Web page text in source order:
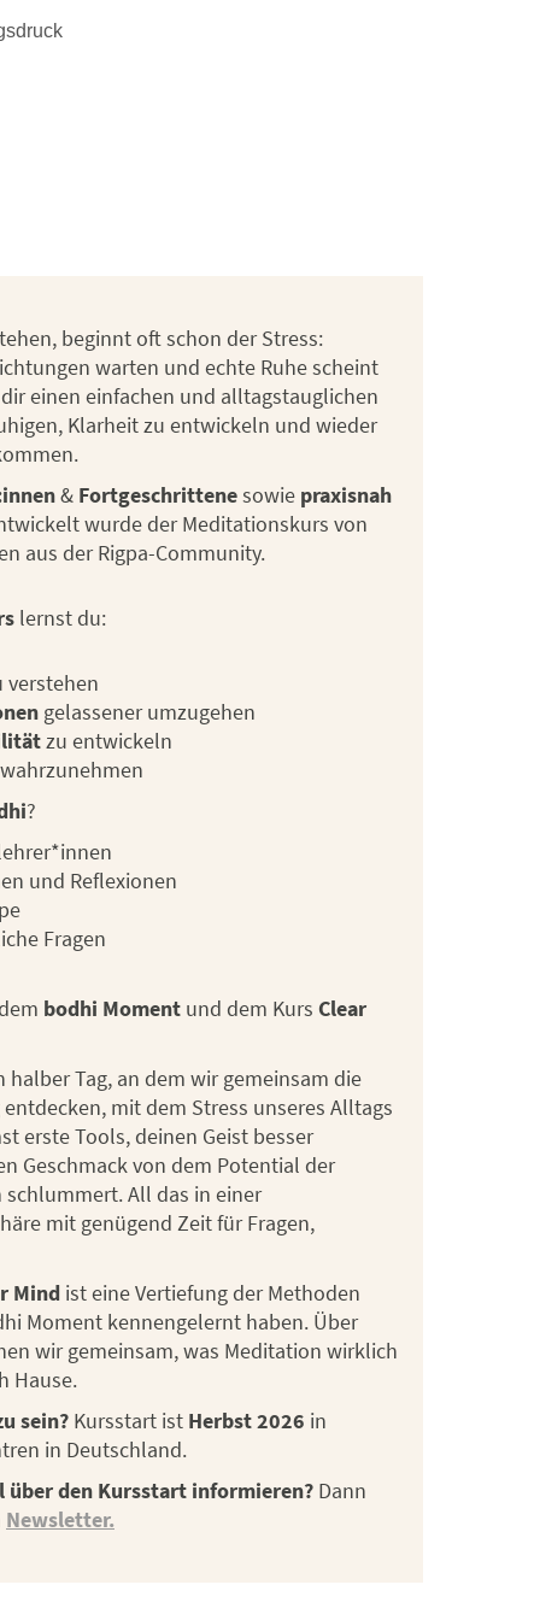
beginnt oft schon der Stress:
warten und echte Ruhe scheint
einen einfachen und alltagstauglichen
Klarheit zu entwickeln und wieder
& Fortgeschrittenesowie praxisnah
wurde der Meditationskurs von
aus der Rigpa-Community.
lernst du:
verstehen
gelassener umzugehen
zu entwickeln
?
und Reflexionen
Fragen
bodhi Moment und dem Kurs Clear
halber Tag, an dem wir gemeinsam die
mit dem Stress unseres Alltags
erste Tools, deinen Geist besser
Geschmack von dem Potential der
All das in einer
mit genügend Zeit für Fragen,
Mind ist eine Vertiefung der Methoden
Moment kennengelernt haben. Über
wir gemeinsam, was Meditation wirklich
Hause.
sein? Kursstart ist Herbst 2026 in
in Deutschland.
über den Kursstart informieren? Dann
Newsletter.